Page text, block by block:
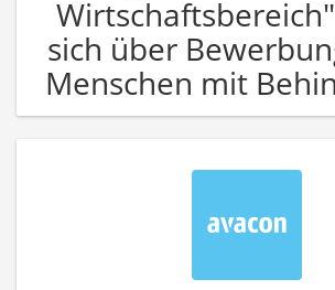
sich über
Menschen mit